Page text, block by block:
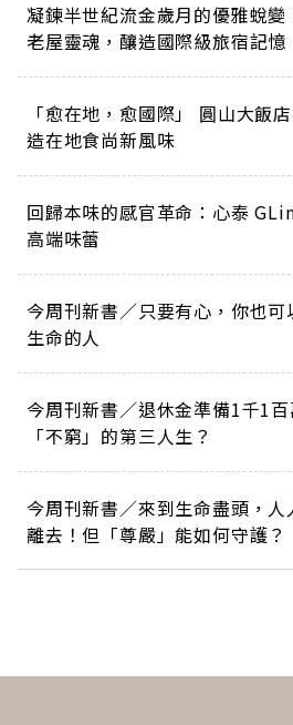
大隱形危機
凝鍊半世紀流金歲月的優雅蛻
老屋靈魂，釀造國際級旅宿記憶
「愈在地，愈國際」 圓山大飯
造在地食尚新風味
回歸本味的感官革命：心泰
高端味蕾
今周刊新書／只要有心，你也
生命的人
今周刊新書／退休金準備1千1
「不窮」的第三人生？
今周刊新書／來到生命盡頭，
離去！但「尊嚴」能如何守護？